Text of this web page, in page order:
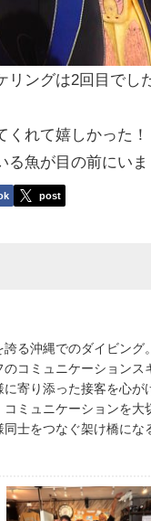
ングは2回目でし
れて嬉しかった！
魚が目の前にいま
post
る沖縄でのダイビング
コミュニケーションス
寄り添った接客を心が
ミュニケーションを大
士をつなぐ架け橋にな